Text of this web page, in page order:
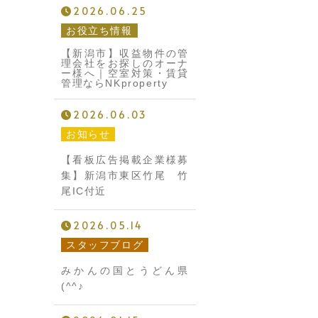
2026.06.25
お役立ち情報
【新潟市】収益物件の管
理会社をお探しのオーナ
ー様へ｜空室対策・賃貸
管理ならNKproperty
2026.06.03
お知らせ
【看板広告掲載企業様募
集】新潟市東区竹尾 竹
尾IC付近
2026.05.14
スタッフブログ
みかんの国とうどん県
(^^♪